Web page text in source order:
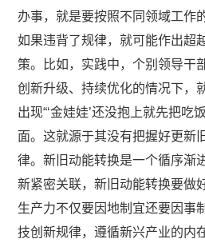
办事，就是要按照不同领域工作
如果违背了规律，就可能作出超
策。比如，实践中，个别领导干
创新升级、持续优化的情况下，
出现“‘金娃娃’还没抱上就先把吃
面。这就源于其没有把握好更新
律。新旧动能转换是一个循序渐
新紧密关联，新旧动能转换要做
生产力不仅要因地制宜还要因事
技创新规律，遵循新兴产业的内